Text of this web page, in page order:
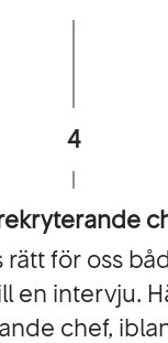
4
rätt för oss
en intervju.
chef,